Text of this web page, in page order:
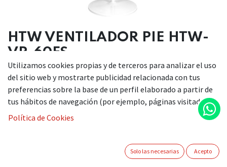
HTW VENTILADOR PIE HTW-
VP-60FS
DESCRIPCIÓN
Ventilador de pie blanco de 60 W de potencia
3 velocidades
Utilizamos cookies propias y de terceros para analizar el uso
del sitio web y mostrarte publicidad relacionada con tus
preferencias sobre la base de un perfil elaborado a partir de
tus hábitos de navegación (por ejemplo, páginas visitadas).
Política de Cookies
Solo las necesarias Acepto